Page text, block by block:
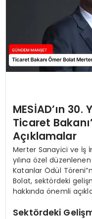
MESİAD’ın
Ticaret
Açıklamalar
Merter Sanayici ve İş
yılına özel düzenlenen
Katanlar Ödül
Bolat, sektördeki
hakkında önemli
Sektördeki